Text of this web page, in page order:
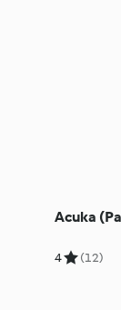
Acuka
4 (12)